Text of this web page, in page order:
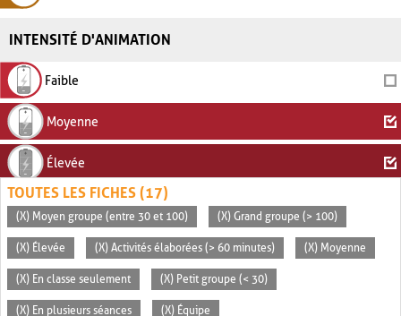
INTENSITÉ D'ANIMATION
Faible
Moyenne
Élevée
TOUTES LES FICHES (17)
(X) Moyen groupe (entre 30 et 100) (X) Grand groupe (> 100)
(X) Élevée (X) Activités élaborées (> 60 minutes) (X) Moyenne
(X) En classe seulement (X) Petit groupe (< 30)
(X) En plusieurs séances (X) Équipe